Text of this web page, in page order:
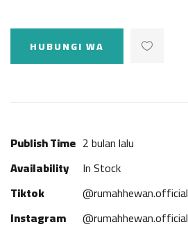
HUBUNGI WA
Publish Time 2 bulan lalu
Availability
In Stock
Tiktok
@rumahhewan.official
Instagram
@rumahhewan.official